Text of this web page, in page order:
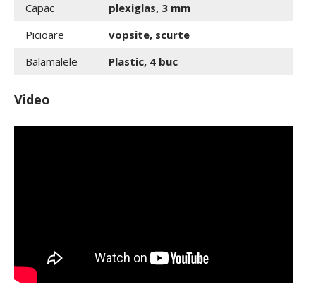
Capac
plexiglas, 3 mm
Picioare
vopsite, scurte
Balamalele
Plastic, 4 buc
Video